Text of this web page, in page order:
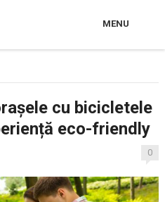
MENU
cu bicicletele
eco-friendly
0